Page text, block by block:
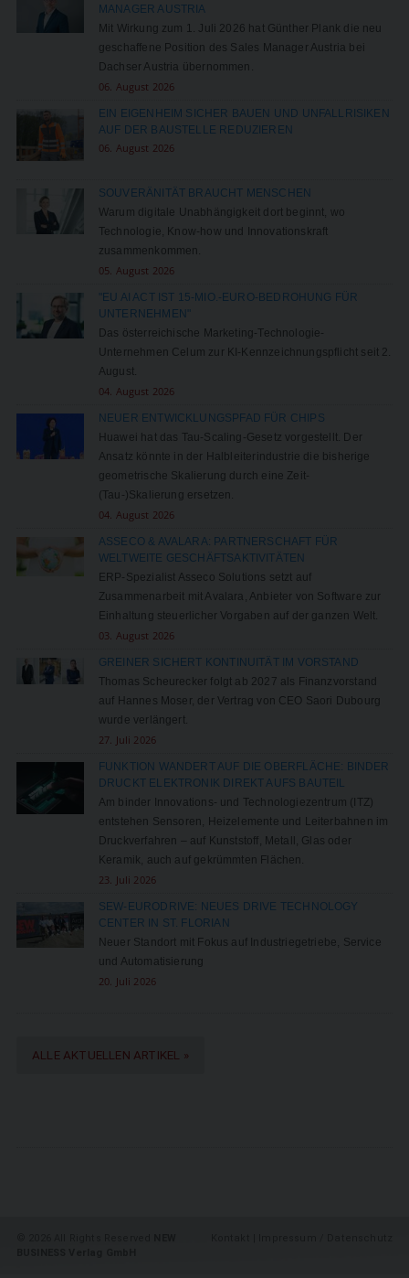
MANAGER AUSTRIA
Mit Wirkung zum 1. Juli 2026 hat Günther Plank die neu
geschaffene Position des Sales Manager Austria bei
Dachser Austria übernommen.
06. August 2026
EIN EIGENHEIM SICHER BAUEN UND UNFALLRISIKEN
AUF DER BAUSTELLE REDUZIEREN
06. August 2026
SOUVERÄNITÄT BRAUCHT MENSCHEN
Warum digitale Unabhängigkeit dort beginnt, wo
Technologie, Know-how und Innovationskraft
zusammenkommen.
05. August 2026
"EU AI ACT IST 15-MIO.-EURO-BEDROHUNG FÜR
UNTERNEHMEN"
Das österreichische Marketing-Technologie-
Unternehmen Celum zur KI-Kennzeichnungspflicht seit 2.
August.
04. August 2026
NEUER ENTWICKLUNGSPFAD FÜR CHIPS
Huawei hat das Tau-Scaling-Gesetz vorgestellt. Der
Ansatz könnte in der Halbleiterindustrie die bisherige
geometrische Skalierung durch eine Zeit-
(Tau-)Skalierung ersetzen.
04. August 2026
ASSECO & AVALARA: PARTNERSCHAFT FÜR
WELTWEITE GESCHÄFTSAKTIVITÄTEN
ERP-Spezialist Asseco Solutions setzt auf
Zusammenarbeit mit Avalara, Anbieter von Software zur
Einhaltung steuerlicher Vorgaben auf der ganzen Welt.
03. August 2026
GREINER SICHERT KONTINUITÄT IM VORSTAND
Thomas Scheurecker folgt ab 2027 als Finanzvorstand
auf Hannes Moser, der Vertrag von CEO Saori Dubourg
wurde verlängert.
27. Juli 2026
FUNKTION WANDERT AUF DIE OBERFLÄCHE: BINDER
DRUCKT ELEKTRONIK DIREKT AUFS BAUTEIL
Am binder Innovations- und Technologiezentrum (ITZ)
entstehen Sensoren, Heizelemente und Leiterbahnen im
Druckverfahren – auf Kunststoff, Metall, Glas oder
Keramik, auch auf gekrümmten Flächen.
23. Juli 2026
SEW-EURODRIVE: NEUES DRIVE TECHNOLOGY
CENTER IN ST. FLORIAN
Neuer Standort mit Fokus auf Industriegetriebe, Service
und Automatisierung
20. Juli 2026
ALLE AKTUELLEN ARTIKEL »